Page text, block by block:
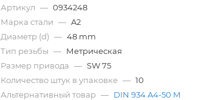
Артикул — 0934248
Марка стали — A2
Диаметр (d) — 48 mm
Тип резьбы — Метрическая
Размер привода — SW 75
Количество штук в упаковке — 10
Альтернативный товар — DIN 934 A4-50 M